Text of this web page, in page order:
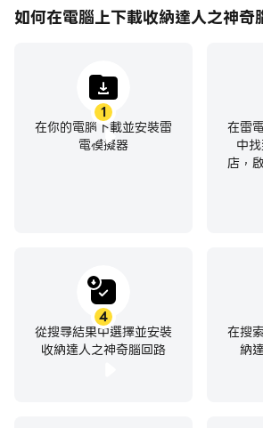
如何在電腦上下載收納達人之神奇
1
在你的電腦下載並安裝雷
電模擬器
在雷
中
店，
在搜
納
4
從搜尋結果中選擇並安裝
收納達人之神奇腦回路